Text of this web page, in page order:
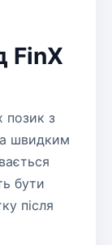
FinX
позик з
швидким
бути
після